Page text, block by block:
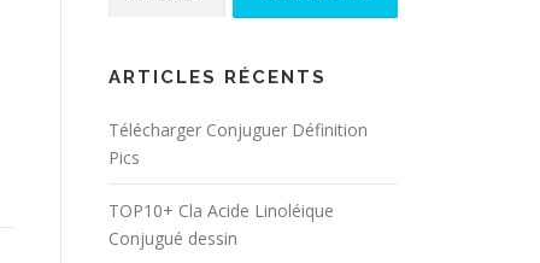
ARTICLES RÉCENTS
Télécharger Conjuguer Définition
Pics
TOP10+ Cla Acide Linoléique
Conjugué dessin